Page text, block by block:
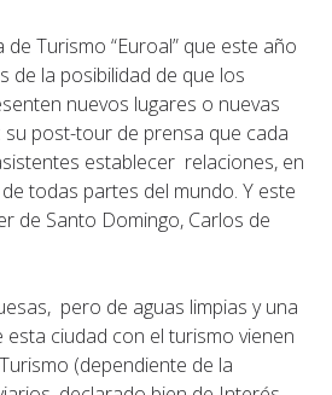
Turismo “Euroal” que este año
de la posibilidad de que los
nuevos lugares o nuevas
su post-tour de prensa que cada
establecer relaciones, en
todas partes del mundo. Y este
de Santo Domingo, Carlos de
pero de aguas limpias y una
esta ciudad con el turismo vienen
(dependiente de la